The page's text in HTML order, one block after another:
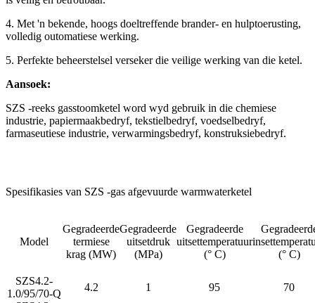
4. Met 'n bekende, hoogs doeltreffende brander- en hulptoerusting,
volledig outomatiese werking.
5. Perfekte beheerstelsel verseker die veilige werking van die ketel.
Aansoek:
SZS -reeks gasstoomketel word wyd gebruik in die chemiese
industrie, papiermaakbedryf, tekstielbedryf, voedselbedryf,
farmaseutiese industrie, verwarmingsbedryf, konstruksiebedryf.
Spesifikasies van SZS -gas afgevuurde warmwaterketel
Model
Gegradeerde
termiese
krag (MW)
Gegradeerde
uitsetdruk
(MPa)
Gegradeerde
uitsettemperatuur
(° C)
(° C)
SZS4.2-
1.0/95/70-Q
4.2 1 95
70